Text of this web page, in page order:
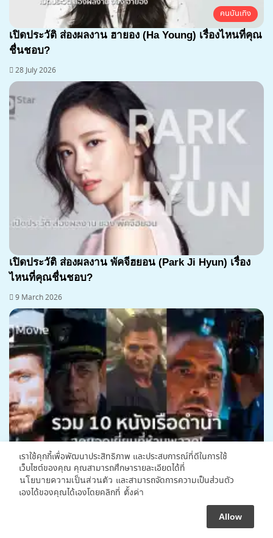
คนบันเทิง
เปิดประวัติ ส่องผลงาน ฮายอง (Ha Young) เรื่องไหนที่คุณ
ชื่นชอบ?
28 July 2026
เปิดประวัติ ส่องผลงาน พัคจีฮยอน (Park Ji Hyun) เรื่อง
ไหนที่คุณชื่นชอบ?
9 March 2026
รวม 10 หนังเรือดำน้ำ สุดยอดเยี่ยมที่ห้ามพลาด!
เราใช้คุกกี้เพื่อพัฒนาประสิทธิภาพ และประสบการณ์ที่ดีในการใช้
เว็บไซต์ของคุณ คุณสามารถศึกษารายละเอียดได้ที่
นโยบายความเป็นส่วนตัว และสามารถจัดการความเป็นส่วนตัว
เองได้ของคุณได้เองโดยคลิกที่ ตั้งค่า
Allow